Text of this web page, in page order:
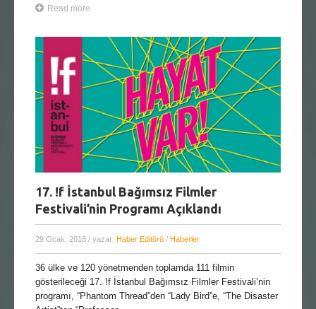
Read more
17. !f İstanbul Bağımsız Filmler
Festivali’nin Programı Açıklandı
29 Ocak, 2018 / yazar: Haber Editörü / Haberler
36 ülke ve 120 yönetmenden toplamda 111 filmin
gösterileceği 17. !f İstanbul Bağımsız Filmler Festivali’nin
programı, “Phantom Thread”den “Lady Bird”e, “The Disaster